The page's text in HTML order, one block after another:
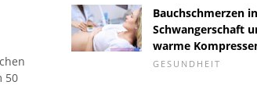
50
Bauchschmerzen
Schwangerschaft
warme
GESUNDHEIT